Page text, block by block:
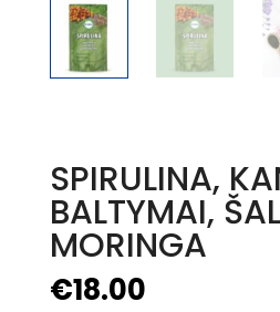
SPIRULINA,
BALTYMAI,
MORINGA
€18.00